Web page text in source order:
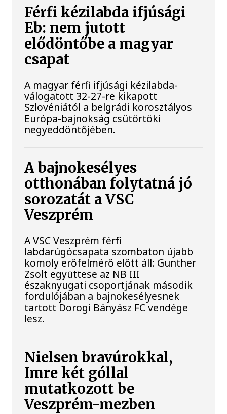
Férfi kézilabda ifjúsági
Eb: nem jutott
elődöntőbe a magyar
csapat
A magyar férfi ifjúsági kézilabda-
válogatott 32-27-re kikapott
Szlovéniától a belgrádi korosztályos
Európa-bajnokság csütörtöki
negyeddöntőjében.
A bajnokesélyes
otthonában folytatná jó
sorozatát a VSC
Veszprém
A VSC Veszprém férfi
labdarúgócsapata szombaton újabb
komoly erőfelmérő előtt áll: Gunther
Zsolt együttese az NB III
északnyugati csoportjának második
fordulójában a bajnokesélyesnek
tartott Dorogi Bányász FC vendége
lesz.
Nielsen bravúrokkal,
Imre két góllal
mutatkozott be
Veszprém-mezben